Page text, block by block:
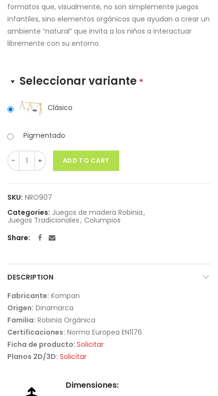
formatos que, visualmente, no son simplemente juegos
infantiles, sino elementos orgánicos que ayudan a crear un
ambiente “natural” que invita a los niños a interactuar
libremente con su entorno.
Seleccionar variante *
Clásico
Pigmentado
Quantity
ADD TO CART
SKU: NRO907
Categories: Juegos de madera Robinia,
Juegos Tradicionales, Columpios
Share
DESCRIPTION
Fabricante: Kompan
Origen: Dinamarca
Familia: Robinia Orgánica
Certificaciones: Norma Europea EN1176
Ficha de producto: Solicitar
Planos 2D/3D: Solicitar
Dimensiones: